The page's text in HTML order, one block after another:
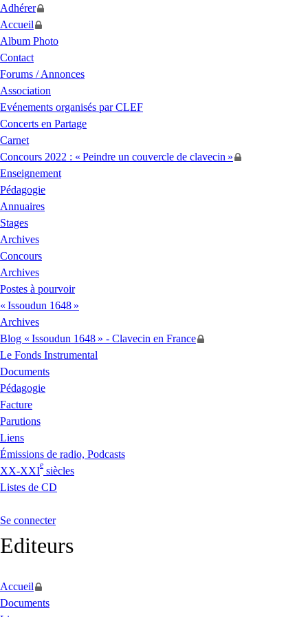
Adhérer
Accueil
Album Photo
Contact
Forums / Annonces
Association
Evénements organisés parCLEF
Concerts en Partage
Carnet
Concours 2022 : « Peindre un couvercle de clavecin »
Enseignement
Pédagogie
Annuaires
Stages
Archives
Concours
Archives
Postes à pourvoir
« Issoudun 1648 »
Archives
Blog « Issoudun 1648 » - Clavecin en France
Le Fonds Instrumental
Documents
Pédagogie
Facture
Parutions
Liens
Émissions de radio, Podcasts
XX-XXI
e
siècles
Listes de CD
Se connecter
Editeurs
Accueil
Documents